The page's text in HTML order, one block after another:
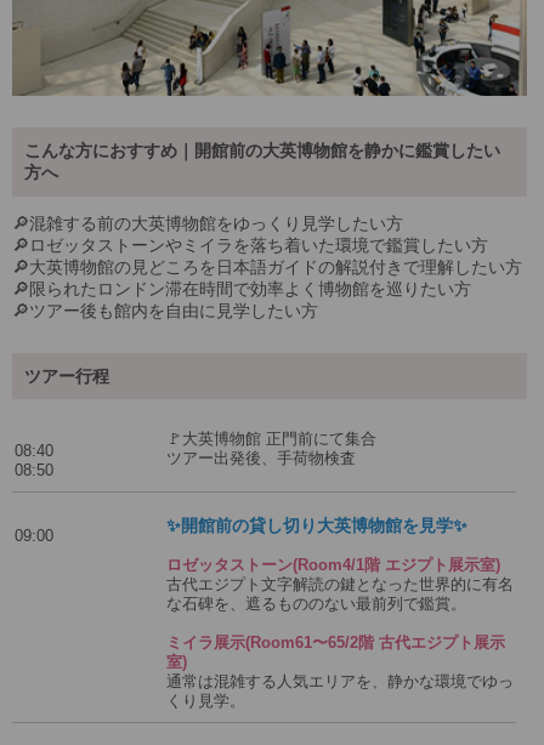
こんな方におすすめ｜開館前の大英博物館を静かに鑑賞したい
方へ
🔎混雑する前の大英博物館をゆっくり見学したい方
🔎ロゼッタストーンやミイラを落ち着いた環境で鑑賞したい方
🔎大英博物館の見どころを日本語ガイドの解説付きで理解したい方
🔎限られたロンドン滞在時間で効率よく博物館を巡りたい方
🔎ツアー後も館内を自由に見学したい方
ツアー行程
08:40
08:50
🚩大英博物館 正門前にて集合
ツアー出発後、手荷物検査
09:00
✨開館前の貸し切り大英博物館を見学✨
ロゼッタストーン(Room4/1階 エジプト展示室)
古代エジプト文字解読の鍵となった世界的に有名
な石碑を、遮るもののない最前列で鑑賞。
ミイラ展示(Room61〜65/2階 古代エジプト展示
室)
通常は混雑する人気エリアを、静かな環境でゆっ
くり見学。